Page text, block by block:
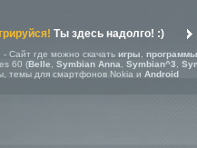
Ты здесь надолго! :)
- Сайт где можно скачать игры программы
60 (Belle Symbian Anna Symbian^3
темы для смартфонов Nokia и Android